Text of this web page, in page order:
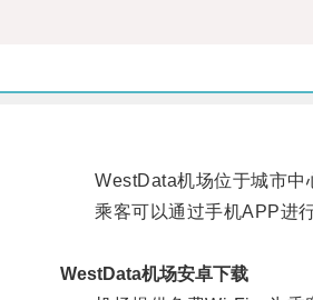
WestData机场位于城市中心
乘客可以通过手机APP进行
WestData机场安卓下载